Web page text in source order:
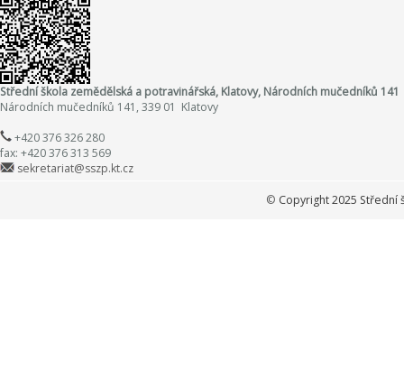
Střední škola zemědělská a potravinářská, Klatovy, Národních mučedníků 141
Národních mučedníků 141, 339 01 Klatovy
+420 376 326 280
fax: +420 376 313 569
sekretariat@sszp.kt.cz
© Copyright 2025 Střední